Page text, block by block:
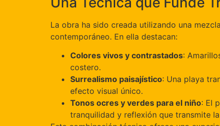
La obra ha sido creada utilizando una
contemporáneo. En ella destacan:
Colores vivos y contrastados:
costero.
Surrealismo paisajístico: Una playa
efecto visual único.
Tonos ocres y verdes para el niño: El
tranquilidad y reflexión que transmite la